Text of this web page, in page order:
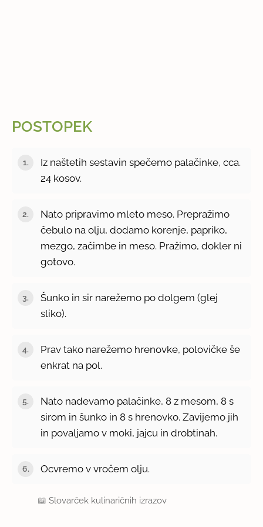
POSTOPEK
Iz naštetih sestavin spečemo palačinke, cca.
24 kosov.
Nato pripravimo mleto meso. Prepražimo
čebulo na olju, dodamo korenje, papriko,
mezgo, začimbe in meso. Pražimo, dokler ni
gotovo.
Šunko in sir narežemo po dolgem (glej
sliko).
Prav tako narežemo hrenovke, polovičke še
enkrat na pol.
Nato nadevamo palačinke, 8 z mesom, 8 s
sirom in šunko in 8 s hrenovko. Zavijemo jih
in povaljamo v moki, jajcu in drobtinah.
Ocvremo v vročem olju.
📖Slovarček kulinaričnih izrazov